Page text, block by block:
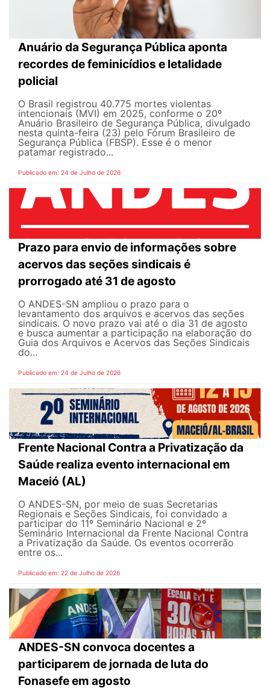
Anuário da Segurança Pública aponta
recordes de feminicídios e letalidade
policial
O Brasil registrou 40.775 mortes violentas
intencionais (MVI) em 2025, conforme o 20º
Anuário Brasileiro de Segurança Pública, divulgado
nesta quinta-feira (23) pelo Fórum Brasileiro de
Segurança Pública (FBSP). Esse é o menor
patamar registrado...
Publicado em: 24 de Julho de 2026
Prazo para envio de informações sobre
acervos das seções sindicais é
prorrogado até 31 de agosto
O ANDES-SN ampliou o prazo para o
levantamento dos arquivos e acervos das seções
sindicais. O novo prazo vai até o dia 31 de agosto
e busca aumentar a participação na elaboração do
Guia dos Arquivos e Acervos das Seções Sindicais
do...
Publicado em: 24 de Julho de 2026
Frente Nacional Contra a Privatização da
Saúde realiza evento internacional em
Maceió (AL)
O ANDES-SN, por meio de suas Secretarias
Regionais e Seções Sindicais, foi convidado a
participar do 11º Seminário Nacional e 2º
Seminário Internacional da Frente Nacional Contra
a Privatização da Saúde. Os eventos ocorrerão
entre os...
Publicado em: 22 de Julho de 2026
ANDES-SN convoca docentes a
participarem de jornada de luta do
Fonasefe em agosto